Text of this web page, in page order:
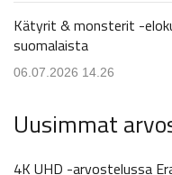
Kätyrit & monsterit -
suomalaista
06.07.2026 14.26
Uusimmat
4K UHD -arvostelussa